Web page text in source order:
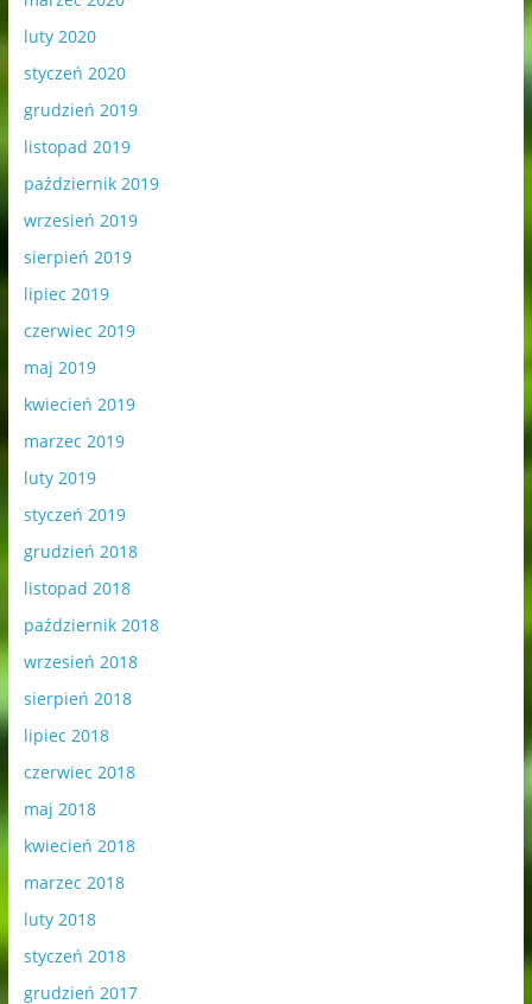
luty 2020
styczeń 2020
grudzień 2019
listopad 2019
październik 2019
wrzesień 2019
sierpień 2019
lipiec 2019
czerwiec 2019
maj 2019
kwiecień 2019
marzec 2019
luty 2019
styczeń 2019
grudzień 2018
listopad 2018
październik 2018
wrzesień 2018
sierpień 2018
lipiec 2018
czerwiec 2018
maj 2018
kwiecień 2018
marzec 2018
luty 2018
styczeń 2018
grudzień 2017